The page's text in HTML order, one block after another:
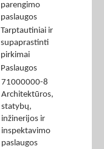
parengimo
paslaugos
Tarptautiniai ir
supaprastinti
pirkimai
Paslaugos
71000000-8
Architektūros,
statybų,
inžinerijos ir
inspektavimo
paslaugos